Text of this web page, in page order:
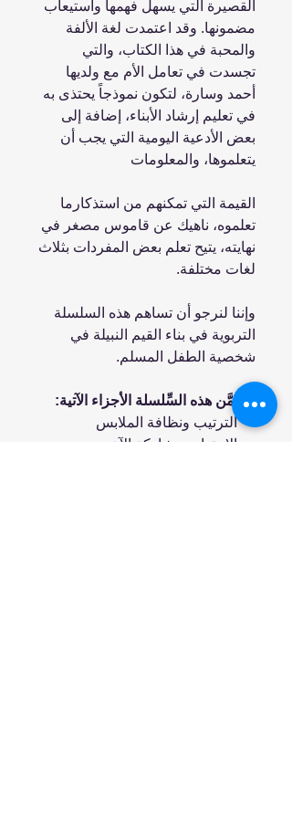
القصيرة التي يسهل فهمها واستيعاب
مضمونها. وقد اعتمدت لغة الألفة
والمحبة في هذا الكتاب، والتي
تجسدت في تعامل الأم مع ولديها
أحمد وسارة، لتكون نموذجاً يحتذى به
في تعليم إرشاد الأبناء، إضافة إلى
بعض الأدعية اليومية التي يجب أن
يتعلموها، والمعلومات
القيمة التي تمكنهم من استذكارما
تعلموه، ناهيك عن قاموس مصغر في
نهايته، يتيح تعلم بعض المفردات بثلاث
لغات مختلفة.
وإننا لنرجو أن تساهم هذه السلسلة
التربوية في بناء القيم النبيلة في
شخصية الطفل المسلم.
تتضمَّن هذه السِّلسلة الأجزاء الآتية:
الترتيب ونظافة الملابس
الاجتهاد ومشاركة الآخرين